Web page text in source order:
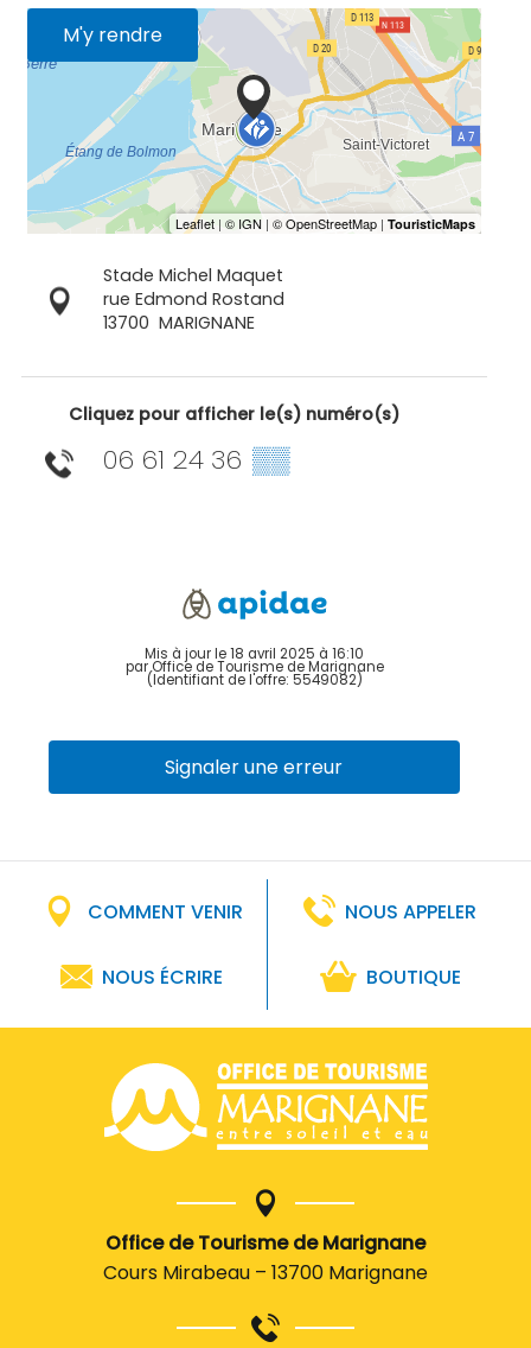
M'y rendre
Stade Michel Maquet
rue Edmond Rostand
13700 MARIGNANE
Cliquez pour afficher le(s) numéro(s)
06 61 24 36 ▒▒
Mis à jour le 18 avril 2025 à 16:10
par Office de Tourisme de Marignane
(Identifiant de l'offre: 5549082)
Signaler une erreur
COMMENT VENIR NOUS APPELER
NOUS ÉCRIRE BOUTIQUE
Office de Tourisme de Marignane
Cours Mirabeau – 13700 Marignane